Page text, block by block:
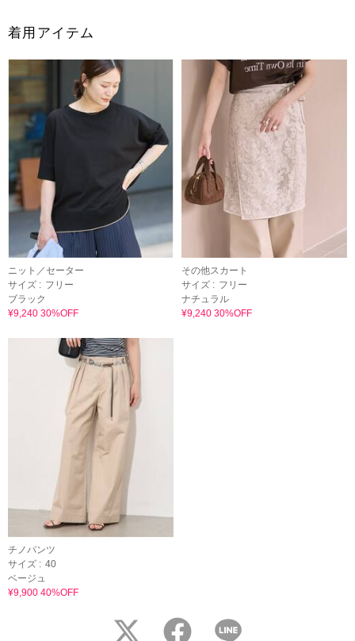
着用アイテム
ニット／セーター
サイズ : フリー
ブラック
¥9,240 30%OFF
その他スカート
サイズ : フリー
ナチュラル
¥9,240 30%OFF
チノパンツ
サイズ : 40
ベージュ
¥9,900 40%OFF
twitter facebook